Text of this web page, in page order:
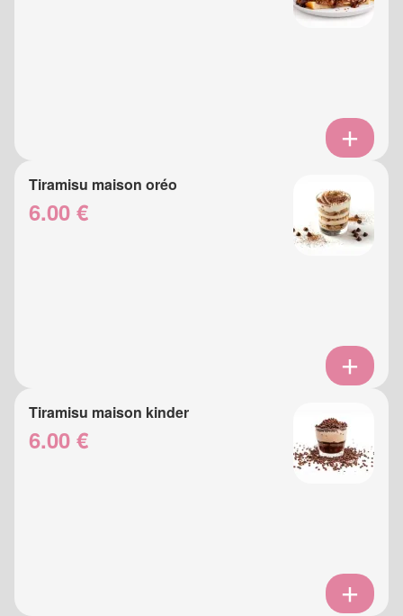
Tiramisu maison oréo
6.00 €
Tiramisu maison kinder
6.00 €